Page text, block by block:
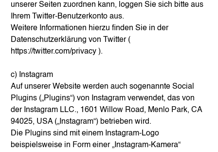
unserer Seiten zuordnen kann, loggen Sie sich bitte aus
Ihrem Twitter-Benutzerkonto aus.
Weitere Informationen hierzu finden Sie in der
Datenschutzerklärung von Twitter (
https://twitter.com/privacy ).
c) Instagram
Auf unserer Website werden auch sogenannte Social
Plugins („Plugins“) von Instagram verwendet, das von
der Instagram LLC., 1601 Willow Road, Menlo Park, CA
94025, USA („Instagram“) betrieben wird.
Die Plugins sind mit einem Instagram-Logo
beispielsweise in Form einer „Instagram-Kamera“